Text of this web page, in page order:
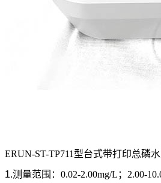
ERUN-ST-TP711型台式带打印总磷
1.测量范围： 0.02-2.00mg/L；2.00-